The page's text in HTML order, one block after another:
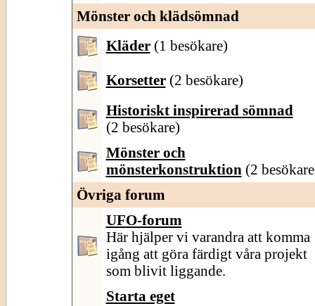
Mönster och klädsömnad
Kläder (1 besökare)
Korsetter (2 besökare)
Historiskt inspirerad sömnad
(2 besökare)
Mönster och
mönsterkonstruktion (2
Övriga forum
UFO-forum
Här hjälper vi varandra att komma
igång att göra färdigt våra projekt
som blivit liggande.
Starta eget